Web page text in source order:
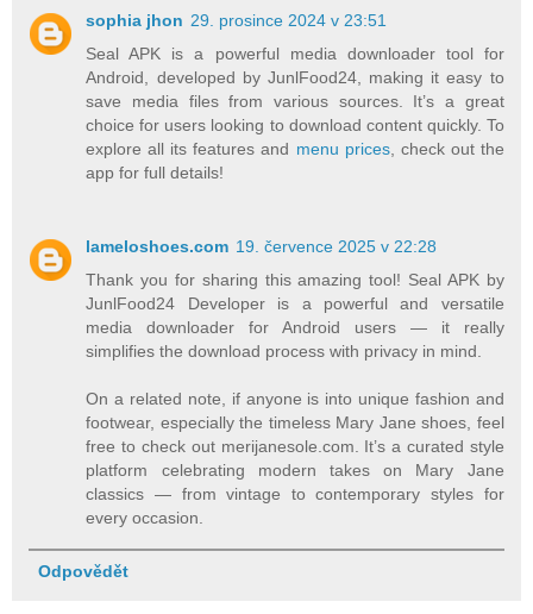
sophia jhon 29. prosince 2024 v 23:51
Seal APK is a powerful media downloader tool for
Android, developed by JunlFood24, making it easy to
save media files from various sources. It’s a great
choice for users looking to download content quickly. To
explore all its features and menu prices, check out the
app for full details!
lameloshoes.com 19. července 2025 v 22:28
Thank you for sharing this amazing tool! Seal APK by
JunlFood24 Developer is a powerful and versatile
media downloader for Android users — it really
simplifies the download process with privacy in mind.
On a related note, if anyone is into unique fashion and
footwear, especially the timeless Mary Jane shoes, feel
free to check out merijanesole.com. It’s a curated style
platform celebrating modern takes on Mary Jane
classics — from vintage to contemporary styles for
every occasion.
Odpovědět